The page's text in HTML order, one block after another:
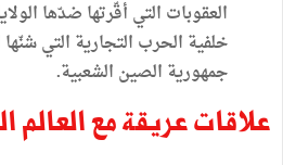
العقوبات التي أقّرتها ضدّها
خلفية الحرب التجارية التي
جمهورية الصين الشعبية.
علاقات عريقة مع العالم